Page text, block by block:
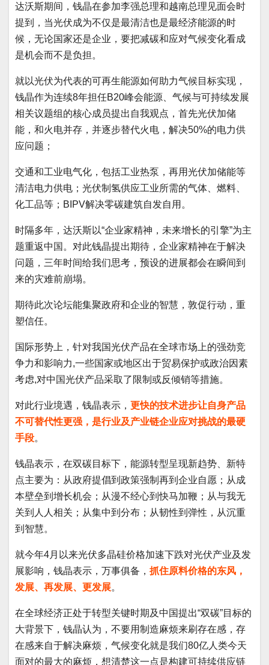
达沃斯期间，钱晶在参加李强总理和越南总理见面会时
提到，当光伏成为不仅是最清洁也是最经济能源的时
候，无论国家还是企业，要把减碳和应对气候变化看成
是机会而不是负担。
就以光伏为代表的可再生能源如何助力气候目标实现，
钱晶作为连续8年担任B20峰会能源、气候与可持续发展
相关议题组的核心成员提出自我观点，首先光伏加储
能，和火电并存，并逐步替代火电，解决50%的电力供
应问题；
交通和工业电气化，包括工业热泵，再用光伏加储能等
清洁电力供电；光伏制氢供应工业所需的气体、燃料、
化工品等；BIPV解决零碳建筑自发自用。
时隔多年，达沃斯以“企业家精神，未来增长的引擎”为主
题重返中国。对此钱晶提出期待，企业家精神在于解决
问题，三年时间给我们思考，预设的进展都会在瞬间到
来的灾难前崩塌。
期待此次论坛能集聚政府和企业的智慧，敦促行动，重
塑信任。
国际形势上，针对我国光伏产品在全球市场上的强劲竞
争力和影响力,一些国家或地区出于贸易保护或政治因素
考虑,对中国光伏产品采取了限制或反倾销等措施。
对此行业境遇，钱晶表示， 更快的技术进步让自身产品
不可替代性更强，是行业及产业链企业应对挑战的最硬
手段。
钱晶表示，在双碳目标下，能源转型呈现新趋势、新特
点主要为：从政府提倡到政策强制再到企业自愿；从成
本壁垒到增长机会；从漫不经心到快马加鞭；从与我无
关到人人相关；从集中到分布；从韧性到弹性，从沉重
到智慧。
就今年4月以来光伏多晶硅价格加速下跌对光伏产业及发
展影响，钱晶表示，万事俱备， 抓住原料价格的东风，
发展、再发展、更发展。
在全球经济正处于转型关键时期及中国提出“双碳”目标的
大背景下，钱晶认为，不要用制造麻烦来刷存在感，存
在感来自于解决麻烦，气候变化就是我们80亿人类今天
面对的最大的麻烦，想清楚这一点是构建可持续供应链